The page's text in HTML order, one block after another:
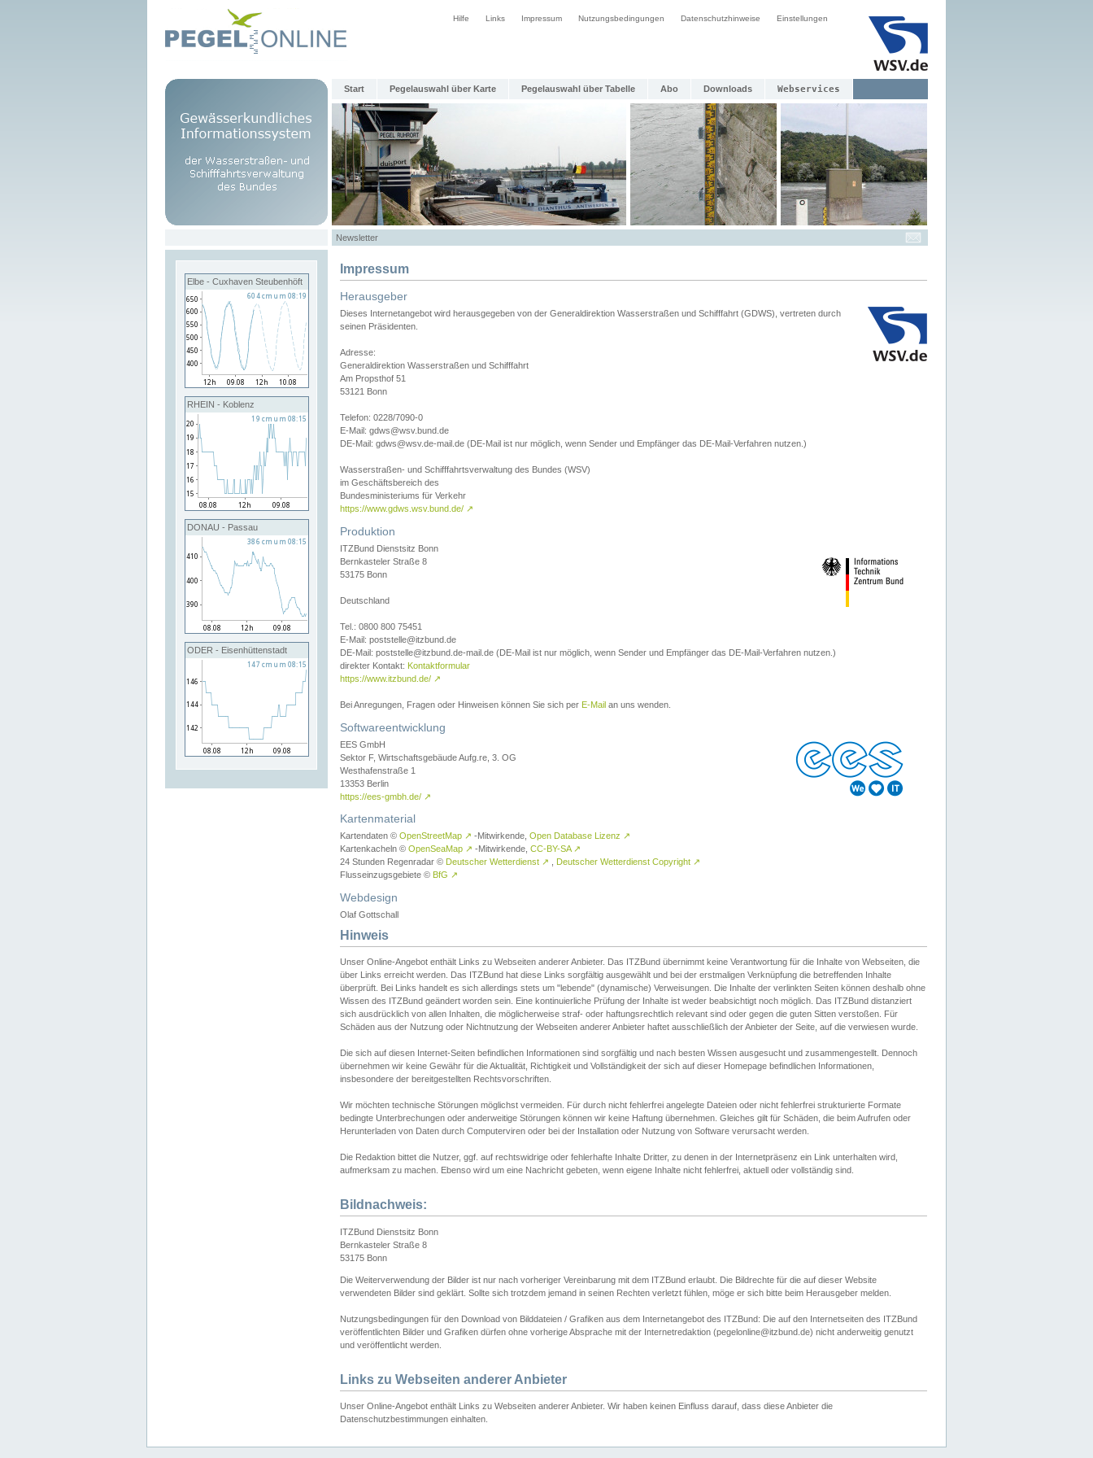
Hilfe Links Impressum Nutzungsbedingungen Datenschutzhinweise Einstellungen
Start Pegelauswahl über Karte Pegelauswahl über Tabelle Abo Downloads Webservices
Newsletter
Elbe - Cuxhaven Steubenhöft
RHEIN - Koblenz
DONAU - Passau
ODER - Eisenhüttenstadt
Impressum
Herausgeber
Dieses Internetangebot wird herausgegeben von der Generaldirektion Wasserstraßen und Schifffahrt (GDWS), vertreten durch
seinen Präsidenten.
Adresse:
Generaldirektion Wasserstraßen und Schifffahrt
Am Propsthof 51
53121 Bonn
Telefon: 0228/7090-0
E-Mail: gdws@wsv.bund.de
DE-Mail: gdws@wsv.de-mail.de (DE-Mail ist nur möglich, wenn Sender und Empfänger das DE-Mail-Verfahren nutzen.)
Wasserstraßen- und Schifffahrtsverwaltung des Bundes (WSV)
im Geschäftsbereich des
Bundesministeriums für Verkehr
https://www.gdws.wsv.bund.de/ ↗
Produktion
ITZBund Dienstsitz Bonn
Bernkasteler Straße 8
53175 Bonn
Deutschland
Tel.: 0800 800 75451
E-Mail: poststelle@itzbund.de
DE-Mail: poststelle@itzbund.de-mail.de (DE-Mail ist nur möglich, wenn Sender und Empfänger das DE-Mail-Verfahren nutzen.)
direkter Kontakt: Kontaktformular
https://www.itzbund.de/ ↗
Bei Anregungen, Fragen oder Hinweisen können Sie sich per E-Mail an uns wenden.
Softwareentwicklung
EES GmbH
Sektor F, Wirtschaftsgebäude Aufg.re, 3. OG
Westhafenstraße 1
13353 Berlin
https://ees-gmbh.de/ ↗
Kartenmaterial
Kartendaten © OpenStreetMap ↗ -Mitwirkende, Open Database Lizenz ↗
Kartenkacheln © OpenSeaMap ↗ -Mitwirkende, CC-BY-SA ↗
24 Stunden Regenradar © Deutscher Wetterdienst ↗ Deutscher Wetterdienst Copyright ↗
Flusseinzugsgebiete © BfG ↗
Webdesign
Olaf Gottschall
Hinweis
Unser Online-Angebot enthält Links zu Webseiten anderer Anbieter. Das ITZBund übernimmt keine Verantwortung für die Inhalte von Webseiten, die
über Links erreicht werden. Das ITZBund hat diese Links sorgfältig ausgewählt und bei der erstmaligen Verknüpfung die betreffenden Inhalte
überprüft. Bei Links handelt es sich allerdings stets um "lebende" (dynamische) Verweisungen. Die Inhalte der verlinkten Seiten können deshalb ohne
Wissen des ITZBund geändert worden sein. Eine kontinuierliche Prüfung der Inhalte ist weder beabsichtigt noch möglich. Das ITZBund distanziert
sich ausdrücklich von allen Inhalten, die möglicherweise straf- oder haftungsrechtlich relevant sind oder gegen die guten Sitten verstoßen. Für
Schäden aus der Nutzung oder Nichtnutzung der Webseiten anderer Anbieter haftet ausschließlich der Anbieter der Seite, auf die verwiesen wurde.
Die sich auf diesen Internet-Seiten befindlichen Informationen sind sorgfältig und nach besten Wissen ausgesucht und zusammengestellt. Dennoch
übernehmen wir keine Gewähr für die Aktualität, Richtigkeit und Vollständigkeit der sich auf dieser Homepage befindlichen Informationen,
insbesondere der bereitgestellten Rechtsvorschriften.
Wir möchten technische Störungen möglichst vermeiden. Für durch nicht fehlerfrei angelegte Dateien oder nicht fehlerfrei strukturierte Formate
bedingte Unterbrechungen oder anderweitige Störungen können wir keine Haftung übernehmen. Gleiches gilt für Schäden, die beim Aufrufen oder
Herunterladen von Daten durch Computerviren oder bei der Installation oder Nutzung von Software verursacht werden.
Die Redaktion bittet die Nutzer, ggf. auf rechtswidrige oder fehlerhafte Inhalte Dritter, zu denen in der Internetpräsenz ein Link unterhalten wird,
aufmerksam zu machen. Ebenso wird um eine Nachricht gebeten, wenn eigene Inhalte nicht fehlerfrei, aktuell oder vollständig sind.
Bildnachweis:
ITZBund Dienstsitz Bonn
Bernkasteler Straße 8
53175 Bonn
Die Weiterverwendung der Bilder ist nur nach vorheriger Vereinbarung mit dem ITZBund erlaubt. Die Bildrechte für die auf dieser Website
verwendeten Bilder sind geklärt. Sollte sich trotzdem jemand in seinen Rechten verletzt fühlen, möge er sich bitte beim Herausgeber melden.
Nutzungsbedingungen für den Download von Bilddateien / Grafiken aus dem Internetangebot des ITZBund: Die auf den Internetseiten des ITZBund
veröffentlichten Bilder und Grafiken dürfen ohne vorherige Absprache mit der Internetredaktion (pegelonline@itzbund.de) nicht anderweitig genutzt
und veröffentlicht werden.
Links zu Webseiten anderer Anbieter
Unser Online-Angebot enthält Links zu Webseiten anderer Anbieter. Wir haben keinen Einfluss darauf, dass diese Anbieter die
Datenschutzbestimmungen einhalten.